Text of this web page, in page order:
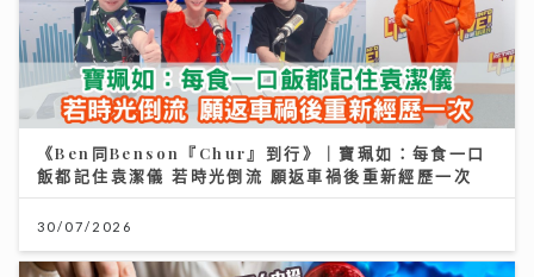
《Ben同Benson『Chur』到行》｜寶珮如：每食一口
飯都記住袁潔儀 若時光倒流 願返車禍後重新經歷一次
30/07/2026